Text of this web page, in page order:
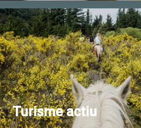
Turisme actiu